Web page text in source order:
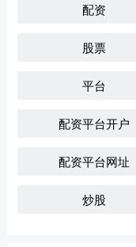
配资
股票
平台
配资平台开户
配资平台网址
炒股